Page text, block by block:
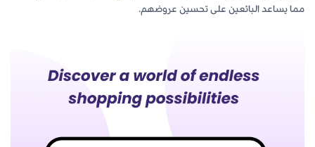
مما يساعد البائعين على تحسين عروضهم.